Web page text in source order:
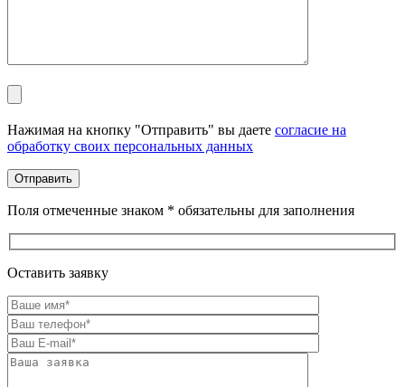
Нажимая на кнопку "Отправить" вы даете согласие на
обработку своих персональных данных
Поля отмеченные знаком * обязательны для заполнения
Оставить заявку